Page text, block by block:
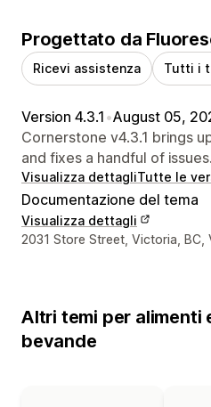
Progettato da
Ricevi assistenza Tutti i
Version 4.3.1 •August 05,
Cornerstone v4.3.1 brings
and fixes a handful of issues.
Visualizza dettagliTutte le
Documentazione del tema
Visualizza dettagli
Recapiti del designer
2031 Store Street, Victoria, BC,
Altri temi per alimenti
bevande